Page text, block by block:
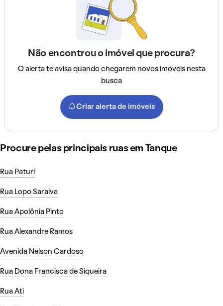
Não encontrou o imóvel que procura?
O alerta te avisa quando chegarem novos imóveis nesta
busca
Criar alerta de imóveis
Procure pelas principais ruas em Tanque
Rua Paturi
Rua Lopo Saraiva
Rua Apolônia Pinto
Rua Alexandre Ramos
Avenida Nelson Cardoso
Rua Dona Francisca de Siqueira
Rua Ati